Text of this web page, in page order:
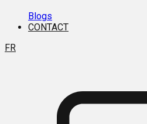
Blogs
CONTACT
FR